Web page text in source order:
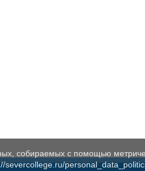
собираемых с помощью
severcollege.ru/